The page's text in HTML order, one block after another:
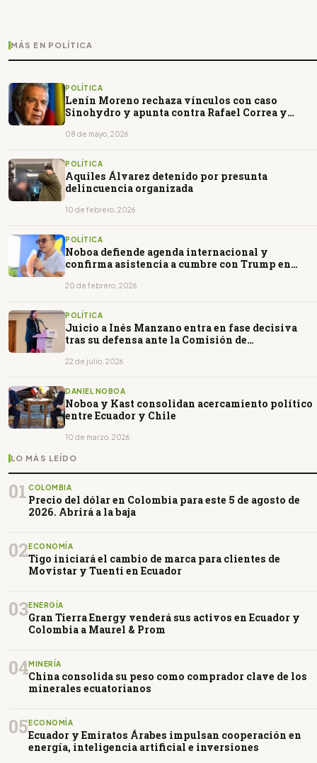
MÁS EN POLÍTICA
POLÍTICA
Lenín Moreno rechaza vínculos con caso
Sinohydro y apunta contra Rafael Correa y
08 de mayo, 2026
POLÍTICA
Aquiles Álvarez detenido por presunta
delincuencia organizada
10 de febrero, 2026
POLÍTICA
Noboa defiende agenda internacional y
confirma asistencia a cumbre con Trump en
20 de febrero, 2026
POLÍTICA
Juicio a Inés Manzano entra en fase decisiva
tras su defensa ante la Comisión de
22 de julio, 2026
DANIEL NOBOA
Noboa y Kast consolidan acercamiento político
entre Ecuador y Chile
10 de marzo, 2026
LO MÁS LEÍDO
01 COLOMBIA
Precio del dólar en Colombia para este 5 de agosto de
2026. Abrirá a la baja
02ECONOMÍA
Tigo iniciará el cambio de marca para clientes de
Movistar y Tuenti en Ecuador
03ENERGÍA
Gran Tierra Energy venderá sus activos en Ecuador y
Colombia a Maurel & Prom
04MINERÍA
China consolida su peso como comprador clave de los
minerales ecuatorianos
05ECONOMÍA
Ecuador y Emiratos Árabes impulsan cooperación en
energía, inteligencia artificial e inversiones